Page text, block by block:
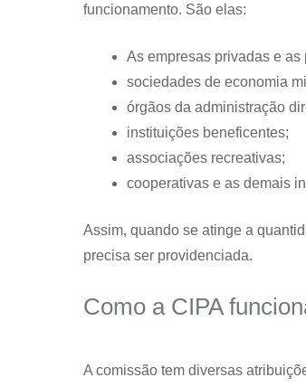
funcionamento. São elas:
As empresas privadas e as
sociedades de economia
órgãos da administração
instituições beneficentes;
associações recreativas;
cooperativas e as demais
Assim, quando se atinge a
precisa ser providenciada.
Como a CIPA
A comissão tem diversas